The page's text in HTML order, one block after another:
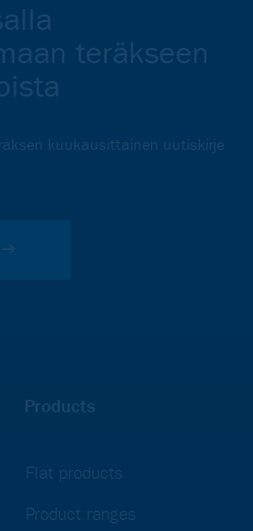
teräkseen
kuukausittainen uutiskirje
Products
Flat products
Product ranges